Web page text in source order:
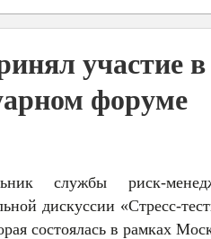
участие
форуме
службы риск-
дискуссии «Стресс-
состоялась в рамках